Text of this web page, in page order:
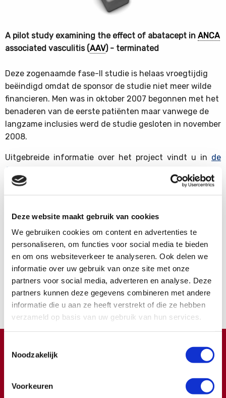
Deze website maakt gebruik van cookies
We gebruiken cookies om content en advertenties te
personaliseren, om functies voor social media te bieden
en om ons websiteverkeer te analyseren. Ook delen we
informatie over uw gebruik van onze site met onze
partners voor social media, adverteren en analyse. Deze
partners kunnen deze gegevens combineren met andere
informatie die u aan ze heeft verstrekt of die ze hebben
verzameld op basis van uw gebruik van hun services.
Noodzakelijk
Voorkeuren
A pilot study examining the effect of abatacept in ANCA
associated vasculitis (AAV) - terminated
Deze zogenaamde fase-II studie is helaas vroegtijdig
beëindigd omdat de sponsor de studie niet meer wilde
financieren. Men was in oktober 2007 begonnen met het
benaderen van de eerste patiënten maar vanwege de
langzame inclusies werd de studie gesloten in november
2008.
Uitgebreide informatie over het project vindt u in de
formele beschrijving van dit project
echter van bewust dat dit document niet is geschreven
voor patiënten maar voor de medische gemeenschap.
Deze pagina is voor het laatst bijgewerkt in 2018
Word ook contribuant
Samen kunnen we zoveel meer bereiken.
Nu lid worden
Doneren ?
Klik hier